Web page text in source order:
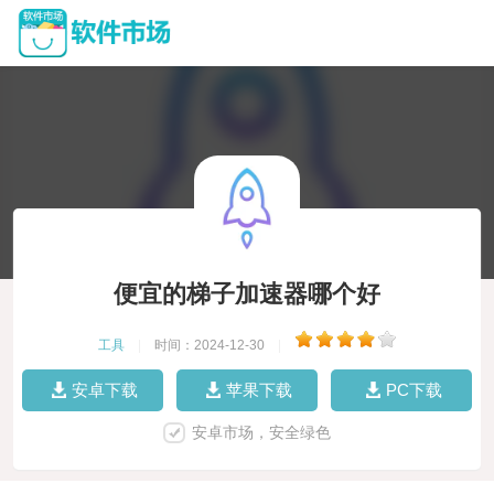
便宜的梯子加速器哪个好
工具 时间：2024-12-30
安卓下载 苹果下载 PC下载
安卓市场，安全绿色